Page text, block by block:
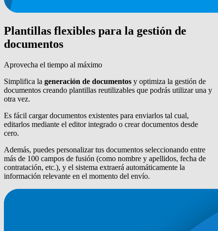
Plantillas flexibles para la gestión de
documentos
Aprovecha el tiempo al máximo
Simplifica la generación de documentos y optimiza la gestión de
documentos creando plantillas reutilizables que podrás utilizar una y
otra vez.
Es fácil cargar documentos existentes para enviarlos tal cual,
editarlos mediante el editor integrado o crear documentos desde
cero.
Además, puedes personalizar tus documentos seleccionando entre
más de 100 campos de fusión (como nombre y apellidos, fecha de
contratación, etc.), y el sistema extraerá automáticamente la
información relevante en el momento del envío.